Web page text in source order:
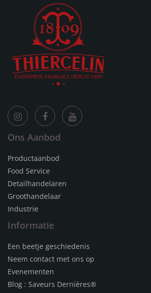
Ons Aanbod
Productaanbod
Food Service
Detailhandelaren
Groothandelaar
Industrie
Informatie
Een beetje geschiedenis
Neem contact met ons op
Evenementen
Blog : Saveurs Dernières®